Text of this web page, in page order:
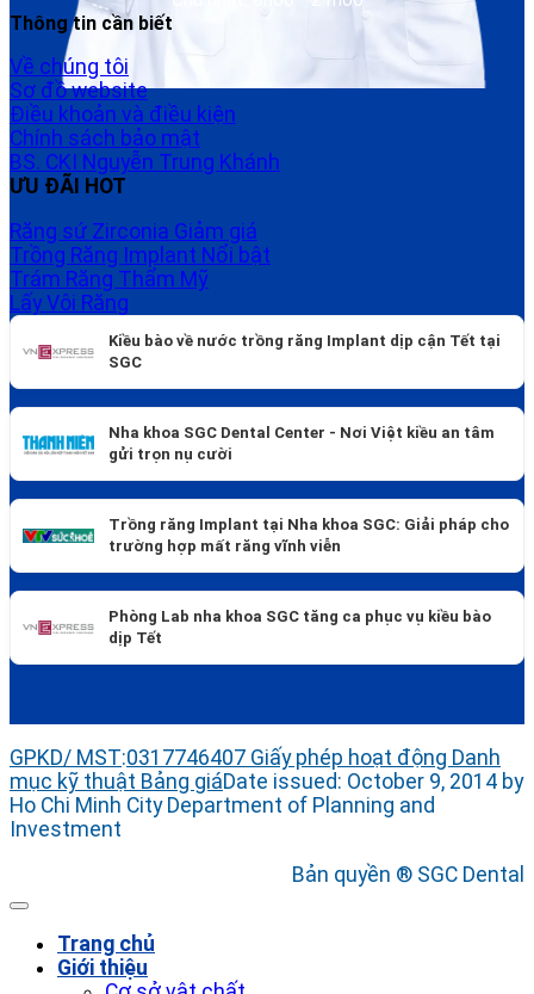
Thông tin cần biết
Về chúng tôi
Sơ đồ website
Điều khoản và điều kiện
Chính sách bảo mật
BS. CKI Nguyễn Trung Khánh
ƯU ĐÃI HOT
Răng sứ Zirconia
Trồng Răng Implant
Trám Răng Thẩm Mỹ
Lấy Vôi Răng
Kiều bào về nước trồng răng Implant dịp cận Tết tại
SGC
Nha khoa SGC Dental Center - Nơi Việt kiều an tâm
gửi trọn nụ cười
Trồng răng Implant tại Nha khoa SGC: Giải pháp cho
trường hợp mất răng vĩnh viễn
Phòng Lab nha khoa SGC tăng ca phục vụ kiều bào
dịp Tết
GPKD/ MST:0317746407 Giấy phép hoạt động Danh
mục kỹ thuật Bảng giáDate issued: October 9, 2014 by
Ho Chi Minh City Department of Planning and
Investment
Bản quyền ® SGC Dental
Trang chủ
Giới thiệu